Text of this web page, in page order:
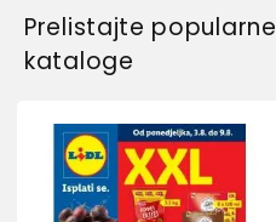
Prelistajte popularne
kataloge